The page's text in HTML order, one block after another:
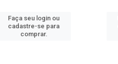
Faça seu login ou
cadastre-se para
comprar.